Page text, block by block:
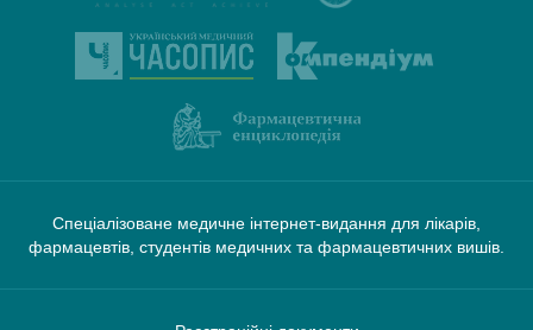
Спеціалізоване медичне інтернет-видання для лікарів,
фармацевтів, студентів медичних та фармацевтичних вишів.